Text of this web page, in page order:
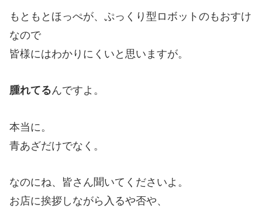
もともとほっぺが、ぷっくり型ロボットのもおすけ
なので
皆様にはわかりにくいと思いますが。
腫れてるんですよ。
本当に。
青あざだけでなく。
なのにね、皆さん聞いてくださいよ。
お店に挨拶しながら入るや否や、